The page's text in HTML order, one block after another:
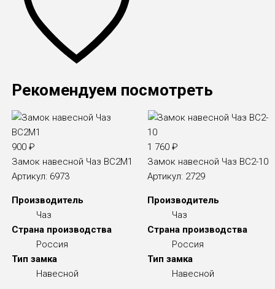
Рекомендуем посмотреть
900₽
Замок навесной Чаз ВС2М1
Артикул: 6973
Производитель
Чаз
Страна производства
Россия
Тип замка
Навесной
1 760₽
Замок навесной Чаз ВС2-10
Артикул: 2729
Производитель
Чаз
Страна производства
Россия
Тип замка
Навесной